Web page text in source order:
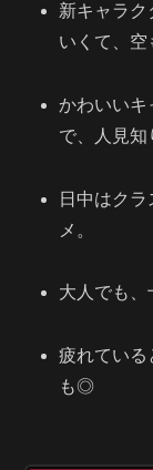
新キャラク
いくて、空
かわいいキ
で、人見知
日中はク
メ。
大人でも、
疲れている
も◎